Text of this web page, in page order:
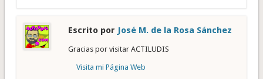
Escrito por José M. de la Rosa Sánchez
Gracias por visitar ACTILUDIS
Visita mi Página Web